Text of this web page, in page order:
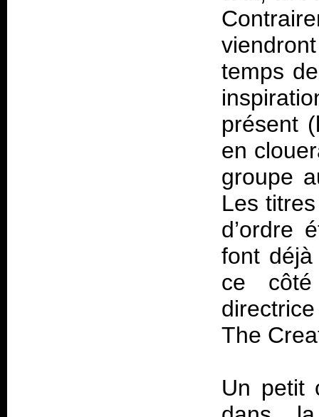
temps
présent
en
groupe
Les
d’ordre
font
ce
The
Un petit